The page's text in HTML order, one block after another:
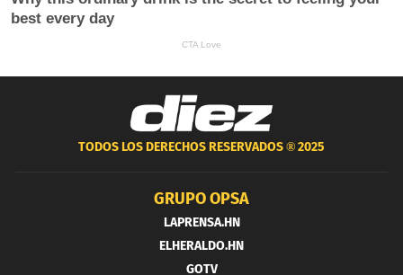
TODOS LOS DERECHOS RESERVADOS ®2025
GRUPO OPSA
LAPRENSA.HN
ELHERALDO.HN
GOTV